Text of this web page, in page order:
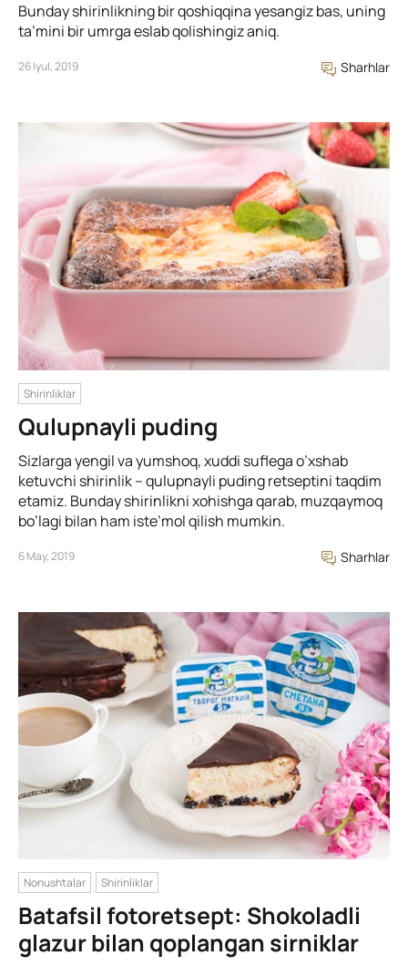
Bunday shirinlikning bir qoshiqqina yesangiz bas, uning
ta’mini bir umrga eslab qolishingiz aniq.
26 Iyul, 2019 Sharhlar
Shirinliklar
Qulupnayli puding
Sizlarga yengil va yumshoq, xuddi suflega o’xshab
ketuvchi shirinlik – qulupnayli puding retseptini taqdim
etamiz. Bunday shirinlikni xohishga qarab, muzqaymoq
bo’lagi bilan ham iste’mol qilish mumkin.
6 May, 2019 Sharhlar
Nonushtalar Shirinliklar
Batafsil fotoretsept: Shokoladli
glazur bilan qoplangan sirniklar